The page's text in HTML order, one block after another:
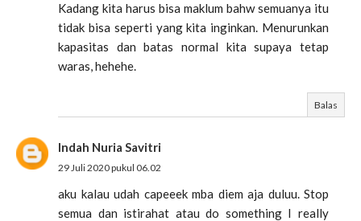
Kadang kita harus bisa maklum bahw semuanya itu
tidak bisa seperti yang kita inginkan. Menurunkan
kapasitas dan batas normal kita supaya tetap
waras, hehehe.
Balas
Indah Nuria Savitri
29 Juli 2020 pukul 06.02
aku kalau udah capeeek mba diem aja duluu. Stop
semua dan istirahat atau do something I really